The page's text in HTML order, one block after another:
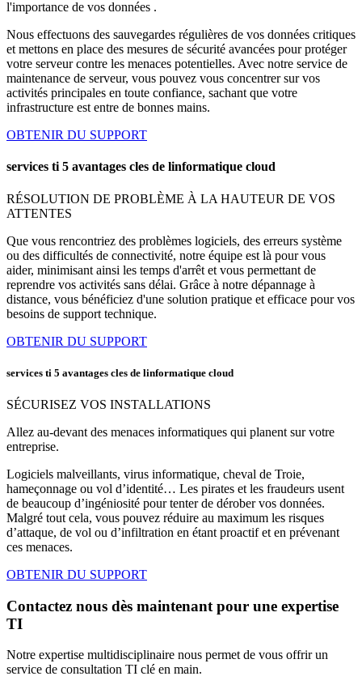
l'importance de vos données .
Nous effectuons des sauvegardes régulières de vos données critiques
et mettons en place des mesures de sécurité avancées pour protéger
votre serveur contre les menaces potentielles. Avec notre service de
maintenance de serveur, vous pouvez vous concentrer sur vos
activités principales en toute confiance, sachant que votre
infrastructure est entre de bonnes mains.
OBTENIR DU SUPPORT
services ti 5 avantages cles de linformatique cloud
RÉSOLUTION DE PROBLÈME À LA HAUTEUR DE VOS
ATTENTES
Que vous rencontriez des problèmes logiciels, des erreurs système
ou des difficultés de connectivité, notre équipe est là pour vous
aider, minimisant ainsi les temps d'arrêt et vous permettant de
reprendre vos activités sans délai. Grâce à notre dépannage à
distance, vous bénéficiez d'une solution pratique et efficace pour vos
besoins de support technique.
OBTENIR DU SUPPORT
services ti 5 avantages cles de linformatique cloud
SÉCURISEZ VOS INSTALLATIONS
Allez au-devant des menaces informatiques qui planent sur votre
entreprise.
Logiciels malveillants, virus informatique, cheval de Troie,
hameçonnage ou vol d’identité… Les pirates et les fraudeurs usent
de beaucoup d’ingéniosité pour tenter de dérober vos données.
Malgré tout cela, vous pouvez réduire au maximum les risques
d’attaque, de vol ou d’infiltration en étant proactif et en prévenant
ces menaces.
OBTENIR DU SUPPORT
Contactez nous dès maintenant pour une expertise
TI
Notre expertise multidisciplinaire nous permet de vous offrir un
service de consultation TI clé en main.